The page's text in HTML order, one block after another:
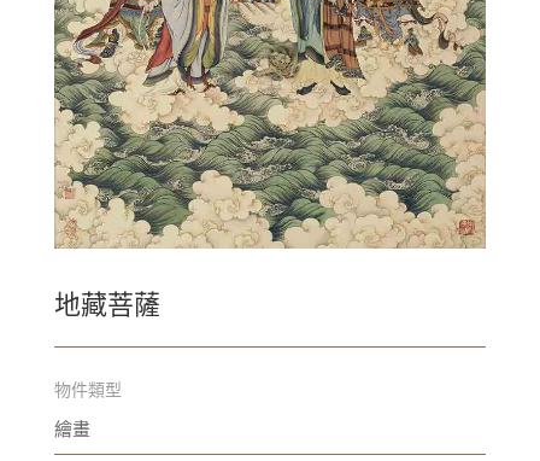
地藏菩薩
物件類型
繪畫